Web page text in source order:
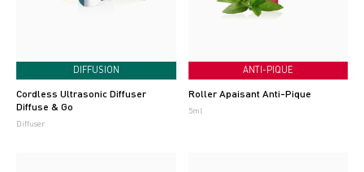
DIFFUSION
Cordless Ultrasonic Diffuser
Diffuse & Go
Diffuser
ANTI-PIQUE
Roller Apaisant Anti-Pique
5ml